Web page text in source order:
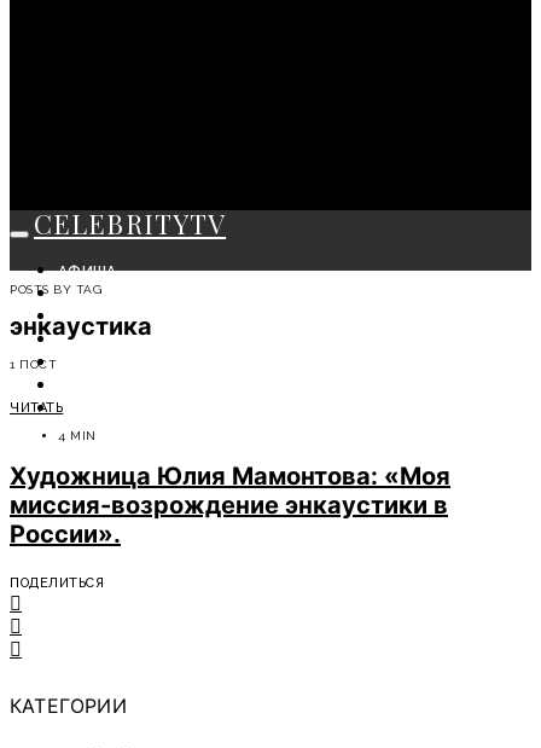
CELEBRITYTV
АФИША
СОБЫТИЯ
КРАСОТА
МОДА
СОВЕТЫ ЭКСПЕРТОВ
POSTS BY TAG
энкаустика
1 ПОСТ
ЧИТАТЬ
4 MIN
Художница Юлия Мамонтова: «Моя
миссия-возрождение энкаустики в
России».
ПОДЕЛИТЬСЯ
КАТЕГОРИИ